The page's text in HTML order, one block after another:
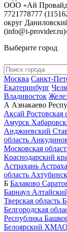
ООО «Ай
7721778777
округ
(info@i-provider.ru)
Выберите город
Москва Санкт-
Екатеринбург
Владивосток
А Азнакаево
Аксай Ростовская
Амурск
Анджиевский
область
Московская
Краснодарский
Астрахань
область Ахтубинск
Б Балаково
Барнаул
Тверская область
Белгородская
Республика
Белоярский ХМАО